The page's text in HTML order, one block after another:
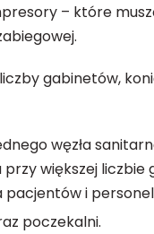
– które
gabinetów,
węzła
większej liczbie
pacjentów i
poczekalni.